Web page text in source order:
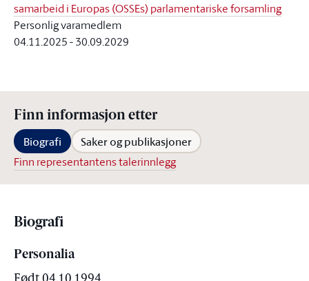
samarbeid i Europas (OSSEs) parlamentariske forsamling
Personlig varamedlem
04.11.2025-30.09.2029
Finn informasjon etter
Biografi Saker og publikasjoner
Finn representantens talerinnlegg
Biografi
Personalia